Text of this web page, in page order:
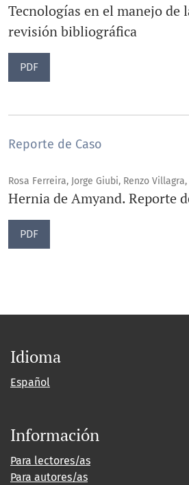
Tecnologías en el manejo de
revisión bibliográfica
PDF
Reporte de Caso
Rosa Ferreira, Jorge Giubi, Renzo
Hernia de Amyand. Reporte
PDF
Idioma
Español
Información
Para lectores/as
Para autores/as